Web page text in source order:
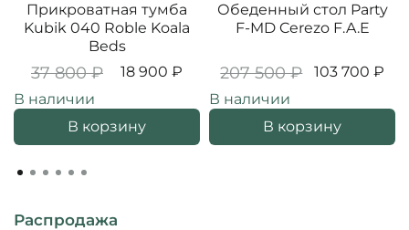
Прикроватная тумба
Kubik 040 Roble Koala
Beds
37 800 ₽
18 900 ₽
В наличии
В корзину
Обеденный стол Party
F-MD Cerezo F.A.E
207 500 ₽
103 700 ₽
В наличии
В корзину
Распродажа